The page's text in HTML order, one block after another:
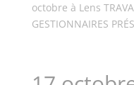
octobre à Lens
GESTIONNAIRES